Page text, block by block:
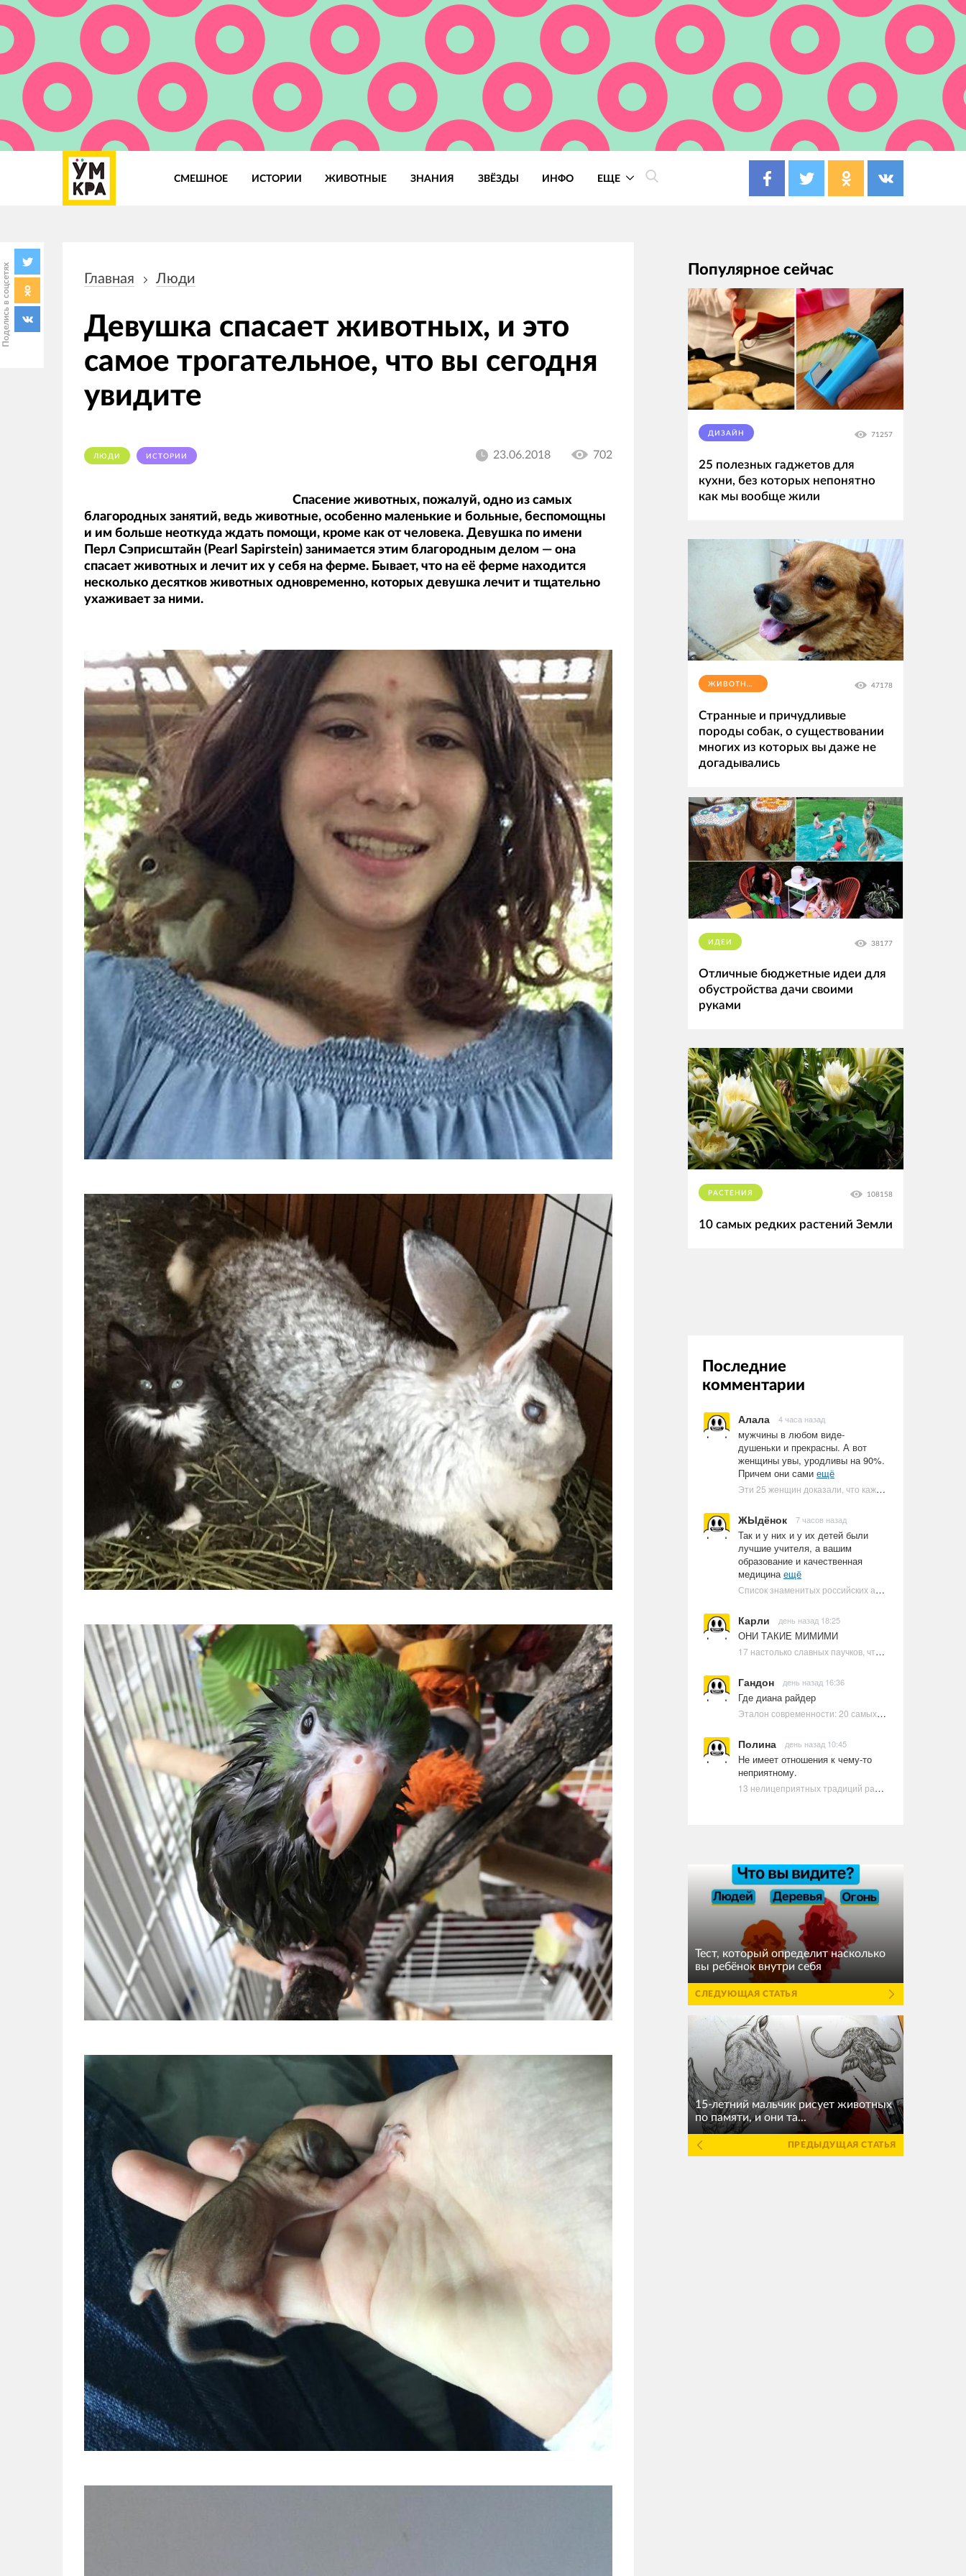
СМЕШНОЕ ИСТОРИИ ЖИВОТНЫЕ ЗНАНИЯ ЗВЁЗДЫ ИНФО ЕЩЕ
Поделись в соцсетях навигации
Главная Люди
Девушка спасает животных, и это
самое трогательное, что вы сегодня
увидите
ЛЮДИ ИСТОРИИ 23.06.2018 702
Спасение животных, пожалуй, одно из самых
благородных занятий, ведь животные, особенно маленькие и больные, беспомощны
и им больше неоткуда ждать помощи, кроме как от человека. Девушка по имени
Перл Сэприсштайн (Pearl Sapirstein) занимается этим благородным делом — она
спасает животных и лечит их у себя на ферме. Бывает, что на её ферме находится
несколько десятков животных одновременно, которых девушка лечит и тщательно
ухаживает за ними.
Популярное сейчас
ДИЗАЙН 71257
25 полезных гаджетов для
кухни, без которых непонятно
как мы вообще жили
ЖИВОТНЫЕ 47178
Странные и причудливые
породы собак, о существовании
многих из которых вы даже не
догадывались
ИДЕИ 38177
Отличные бюджетные идеи для
обустройства дачи своими
руками
РАСТЕНИЯ 108158
10 самых редких растений Земли
Последние
комментарии
Алала 4 часа назад
мужчины в любом виде-
душеньки и прекрасны. А вот
женщины увы, уродливы на 90%.
Причем они сами ещё
Эти 25 женщин доказали, что каждое тело имеет право быть в бикини
ЖЫдёнок 7 часов назад
Так и у них и у их детей были
лучшие учителя, а вашим
образование и качественная
медицинаещё
Список знаменитых российских артистов-евреев | Ультрамарин
Карли день назад 18:25
ОНИ ТАКИЕ МИМИМИ
17 настолько славных паучков, что даже у арахнофобов появится желание их погладить
Гандон день назад 16:36
Где диана райдер
Эталон современности: 20 самых красивых и привлекательных актрис Голливуда, по мнению Google | Ультрамарин
Полина день назад 10:45
Не имеет отношения к чему-то
неприятному.
13 нелицеприятных традиций разных стран, которые могут шокировать неподготовленного человека
Тест, который определит насколько
вы ребёнок внутри себя
СЛЕДУЮЩАЯ СТАТЬЯ
15-летний мальчик рисует животных
по памяти, и они та...
ПРЕДЫДУЩАЯ СТАТЬЯ